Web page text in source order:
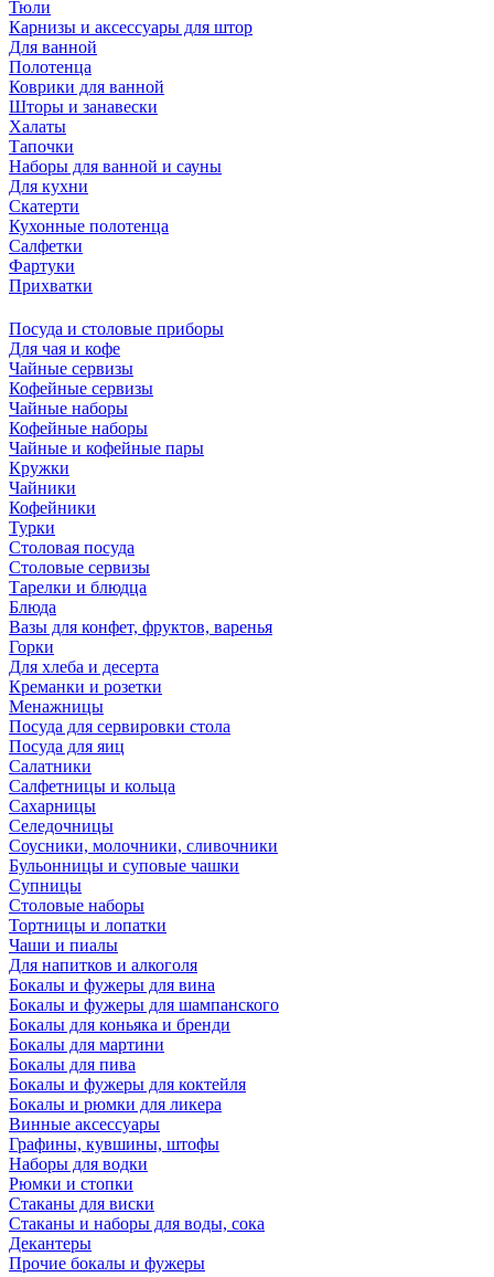
Тюли
Карнизы и аксессуары для штор
Для ванной
Полотенца
Коврики для ванной
Шторы и занавески
Халаты
Тапочки
Наборы для ванной и сауны
Для кухни
Скатерти
Кухонные полотенца
Салфетки
Фартуки
Прихватки
Посуда и столовые приборы
Для чая и кофе
Чайные сервизы
Кофейные сервизы
Чайные наборы
Кофейные наборы
Чайные и кофейные пары
Кружки
Чайники
Кофейники
Турки
Столовая посуда
Столовые сервизы
Тарелки и блюдца
Блюда
Вазы для конфет, фруктов, варенья
Горки
Для хлеба и десерта
Креманки и розетки
Менажницы
Посуда для сервировки стола
Посуда для яиц
Салатники
Салфетницы и кольца
Сахарницы
Селедочницы
Соусники, молочники, сливочники
Бульонницы и суповые чашки
Супницы
Столовые наборы
Тортницы и лопатки
Чаши и пиалы
Для напитков и алкоголя
Бокалы и фужеры для вина
Бокалы и фужеры для шампанского
Бокалы для коньяка и бренди
Бокалы для мартини
Бокалы для пива
Бокалы и фужеры для коктейля
Бокалы и рюмки для ликера
Винные аксессуары
Графины, кувшины, штофы
Наборы для водки
Рюмки и стопки
Стаканы для виски
Стаканы и наборы для воды, сока
Декантеры
Прочие бокалы и фужеры